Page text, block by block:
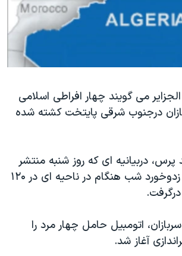
آمریکا ۲۰۲۴
به اسرائیل
آزادی
۹۸
کادر رهبری ایران
۹۸
می گویند چهار افراطی اسلامی
درجنوب شرقی پایتخت کشته شده
دربیانیه ای که روز شنبه منتشر
شد گفته می شود زدوخورد شب هنگام در ناحیه ای در ۱۲۰
اتومبیل حامل چهار مرد را
آغاز شد.